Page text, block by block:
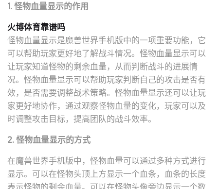
1. 怪物血量显示的作用
火博体育靠谱吗
怪物血量显示是魔兽世界手机版中的一项重要功能，它
可以帮助玩家更好地了解战斗情况。怪物血量显示可以
让玩家知道怪物的剩余血量，从而判断战斗的进展情
况。怪物血量显示可以帮助玩家判断自己的攻击是否有
效，是否需要调整战术策略。怪物血量显示还可以让玩
家更好地协作，通过观察怪物血量的变化，玩家可以及
时调整攻击目标，提高团队的战斗效率。
2. 怪物血量显示的方式
在魔兽世界手机版中，怪物血量可以通过多种方式进行
显示。可以在怪物头顶上方显示一个血条，血条的长度
表示怪物的剩余血量。可以在怪物头像旁边显示一个数